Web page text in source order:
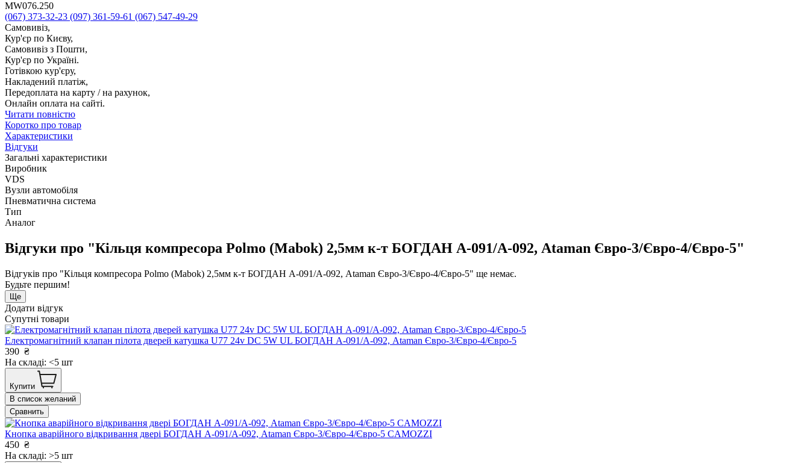
MW076.250
(067) 373-32-23 (097) 361-59-61 (067) 547-49-29
Самовивіз,
Кур'єр по Києву,
Самовивіз з Пошти,
Кур'єр по Україні.
Готівкою кур'єру,
Накладений платіж,
Передоплата на карту / на рахунок,
Онлайн оплата на сайті.
Читати повністю
Коротко про товар
Характеристики
Відгуки
Загальні характеристики
Виробник
VDS
Вузли автомобіля
Пневматична система
Тип
Аналог
Відгуки про "Кільця компресора Polmo (Mabok) 2,5мм к-т БОГДАН А-091/А-092, Ataman Євро-3/Євро-4/Євро-5"
Відгуків про "Кільця компресора Polmo (Mabok) 2,5мм к-т БОГДАН А-091/А-092, Ataman Євро-3/Євро-4/Євро-5" ще немає.
Будьте першим!
Ще
Додати відгук
Супутні товари
Електромагнітний клапан пілота дверей катушка U77 24v DC 5W UL БОГДАН А-091/А-092, Ataman Євро-3/Євро-4/Євро-5
390 ₴
На складі: <5 шт
Купити
В список желаний
Сравнить
Кнопка аварійного відкривання двері БОГДАН А-091/А-092, Ataman Євро-3/Євро-4/Євро-5 CAMOZZI
450 ₴
На складі: >5 шт